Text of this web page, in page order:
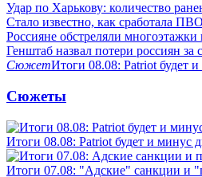
Удар по Харькову: количество
Стало известно, как сработала ПВО
Россияне обстреляли
Генштаб назвал потери россиян за
СюжетИтоги 08.08: Patriot будет
Сюжеты
Итоги 08.08: Patriot будет и минус
Итоги 07.08: "Адские" санкции и